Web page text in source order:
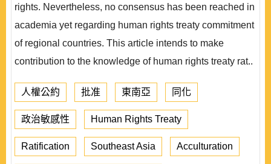
rights. Nevertheless, no consensus has been reached in
academia yet regarding human rights treaty commitment
of regional countries. This article intends to make
contribution to the knowledge of human rights treaty rat..
人權公約 批准 東南亞 同化
政治敏感性 Human Rights Treaty
Ratification Southeast Asia Acculturation